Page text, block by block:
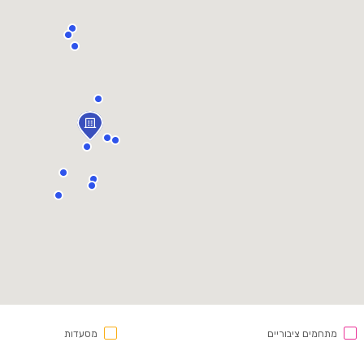
מתחמים ציבוריים מסעדות